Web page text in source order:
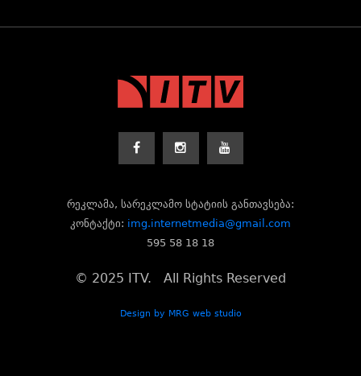
რეკლამა, სარეკლამო სტატიის განთავსება:
კონტაქტი: img.internetmedia@gmail.com
595 58 18 18
© 2025 ITV. All Rights Reserved
Design by MRG web studio